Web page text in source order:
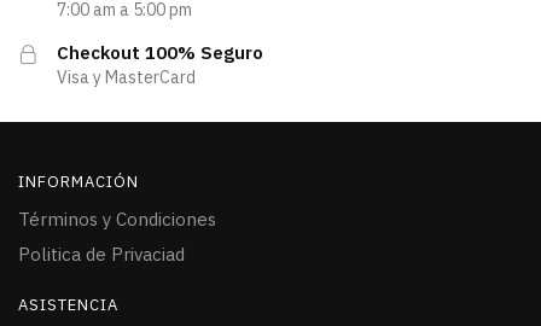
7:00 am a 5:00 pm
Checkout 100% Seguro
Visa y MasterCard
INFORMACIÓN
Términos y Condiciones
Politica de Privaciad
ASISTENCIA